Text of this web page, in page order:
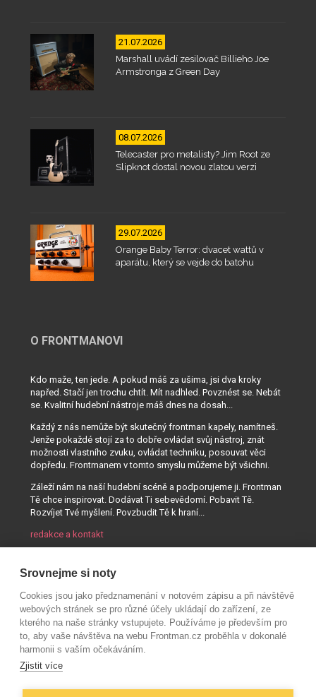
21.07.2026
Marshall uvádí zesilovač Billieho Joe
Armstronga z Green Day
08.07.2026
Telecaster pro metalisty? Jim Root ze
Slipknot dostal novou zlatou verzi
29.07.2026
Orange Baby Terror: dvacet wattů v
aparátu, který se vejde do batohu
O FRONTMANOVI
Kdo maže, ten jede. A pokud máš za ušima, jsi dva kroky
napřed. Stačí jen trochu chtít. Mít nadhled. Povznést se. Nebát
se. Kvalitní hudební nástroje máš dnes na dosah...
Každý z nás nemůže být skutečný frontman kapely, namítneš.
Jenže pokaždé stojí za to dobře ovládat svůj nástroj, znát
možnosti vlastního zvuku, ovládat techniku, posouvat věci
dopředu. Frontmanem v tomto smyslu můžeme být všichni.
Záleží nám na naší hudební scéně a podporujeme ji. Frontman
Tě chce inspirovat. Dodávat Ti sebevědomí. Pobavit Tě.
Rozvíjet Tvé myšlení. Povzbudit Tě k hraní...
redakce a kontakt
Srovnejme si noty
Cookies jsou jako předznamenání v notovém zápisu a při návštěvě
webových stránek se pro různé účely ukládají do zařízení, ze
kterého na naše stránky vstupujete. Používáme je především pro
to, aby vaše návštěva na webu Frontman.cz proběhla v dokonalé
harmonii s vaším očekáváním.
Zjistit více